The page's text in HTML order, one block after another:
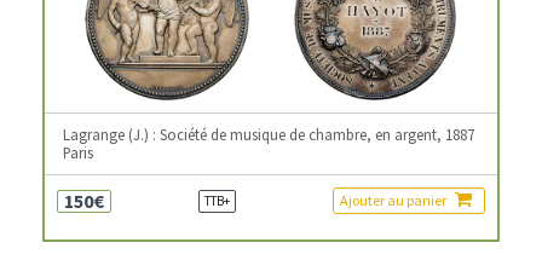
Lagrange (J.) : Société de musique de chambre, en argent, 1887
Paris
150€ TTB+ Ajouter au panier